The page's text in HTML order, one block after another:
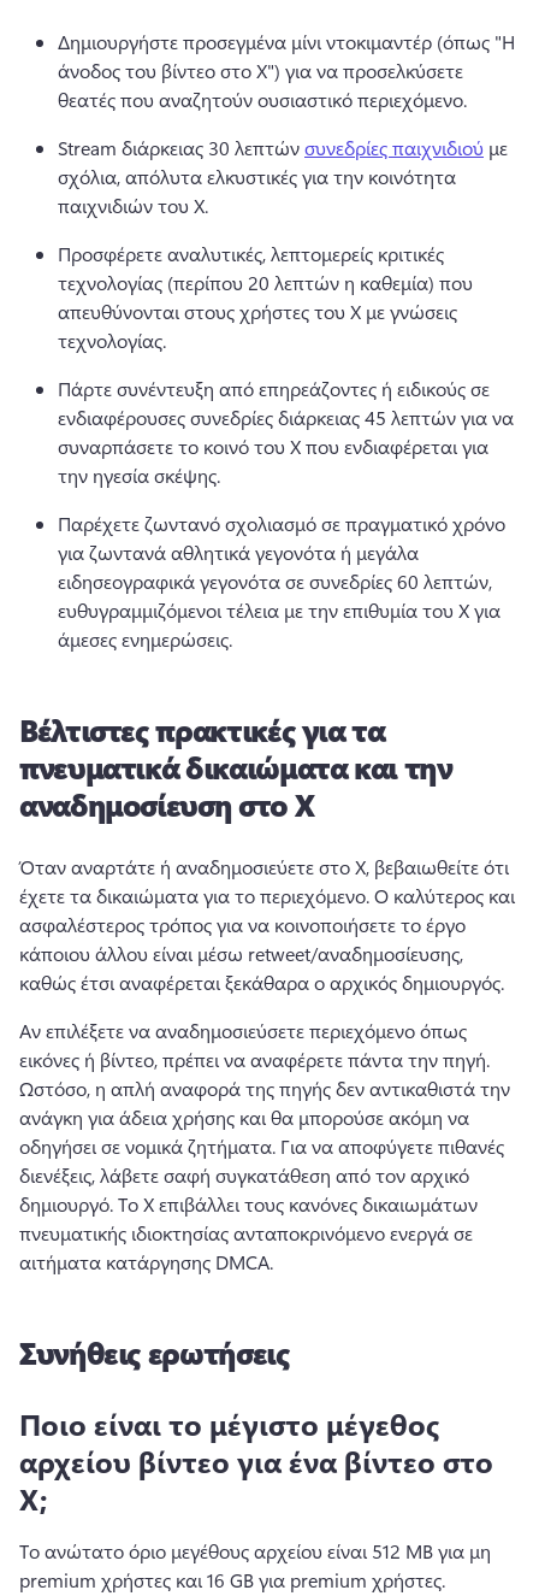
Δημιουργήστε προσεγμένα μίνι ντοκιμαντέρ (όπως "Η
άνοδος του βίντεο στο X") για να προσελκύσετε
θεατές που αναζητούν ουσιαστικό περιεχόμενο.
Stream διάρκειας 30 λεπτών συνεδρίες παιχνιδιού με
σχόλια, απόλυτα ελκυστικές για την κοινότητα
παιχνιδιών του Χ.
Προσφέρετε αναλυτικές, λεπτομερείς κριτικές
τεχνολογίας (περίπου 20 λεπτών η καθεμία) που
απευθύνονται στους χρήστες του X με γνώσεις
τεχνολογίας.
Πάρτε συνέντευξη από επηρεάζοντες ή ειδικούς σε
ενδιαφέρουσες συνεδρίες διάρκειας 45 λεπτών για να
συναρπάσετε το κοινό του X που ενδιαφέρεται για
την ηγεσία σκέψης.
Παρέχετε ζωντανό σχολιασμό σε πραγματικό χρόνο
για ζωντανά αθλητικά γεγονότα ή μεγάλα
ειδησεογραφικά γεγονότα σε συνεδρίες 60 λεπτών,
ευθυγραμμιζόμενοι τέλεια με την επιθυμία του X για
άμεσες ενημερώσεις.
Βέλτιστες πρακτικές για τα
πνευματικά δικαιώματα και την
αναδημοσίευση στο X
Όταν αναρτάτε ή αναδημοσιεύετε στο X, βεβαιωθείτε ότι
έχετε τα δικαιώματα για το περιεχόμενο. Ο καλύτερος και
ασφαλέστερος τρόπος για να κοινοποιήσετε το έργο
κάποιου άλλου είναι μέσω retweet/αναδημοσίευσης,
καθώς έτσι αναφέρεται ξεκάθαρα ο αρχικός δημιουργός.
Αν επιλέξετε να αναδημοσιεύσετε περιεχόμενο όπως
Ωστόσο, η απλή αναφορά της πηγής δεν αντικαθιστά την
ανάγκη για άδεια χρήσης και θα μπορούσε ακόμη να
οδηγήσει σε νομικά ζητήματα. Για να αποφύγετε πιθανές
διενέξεις, λάβετε σαφή συγκατάθεση από τον αρχικό
δημιουργό. Το X επιβάλλει τους κανόνες δικαιωμάτων
πνευματικής ιδιοκτησίας ανταποκρινόμενο ενεργά σε
αιτήματα κατάργησης DMCA.
Συνήθεις ερωτήσεις
Ποιο είναι το μέγιστο μέγεθος
αρχείου βίντεο για ένα βίντεο στο
X;
Το ανώτατο όριο μεγέθους αρχείου είναι 512 MB για μη
premium χρήστες και 16 GB για premium χρήστες.